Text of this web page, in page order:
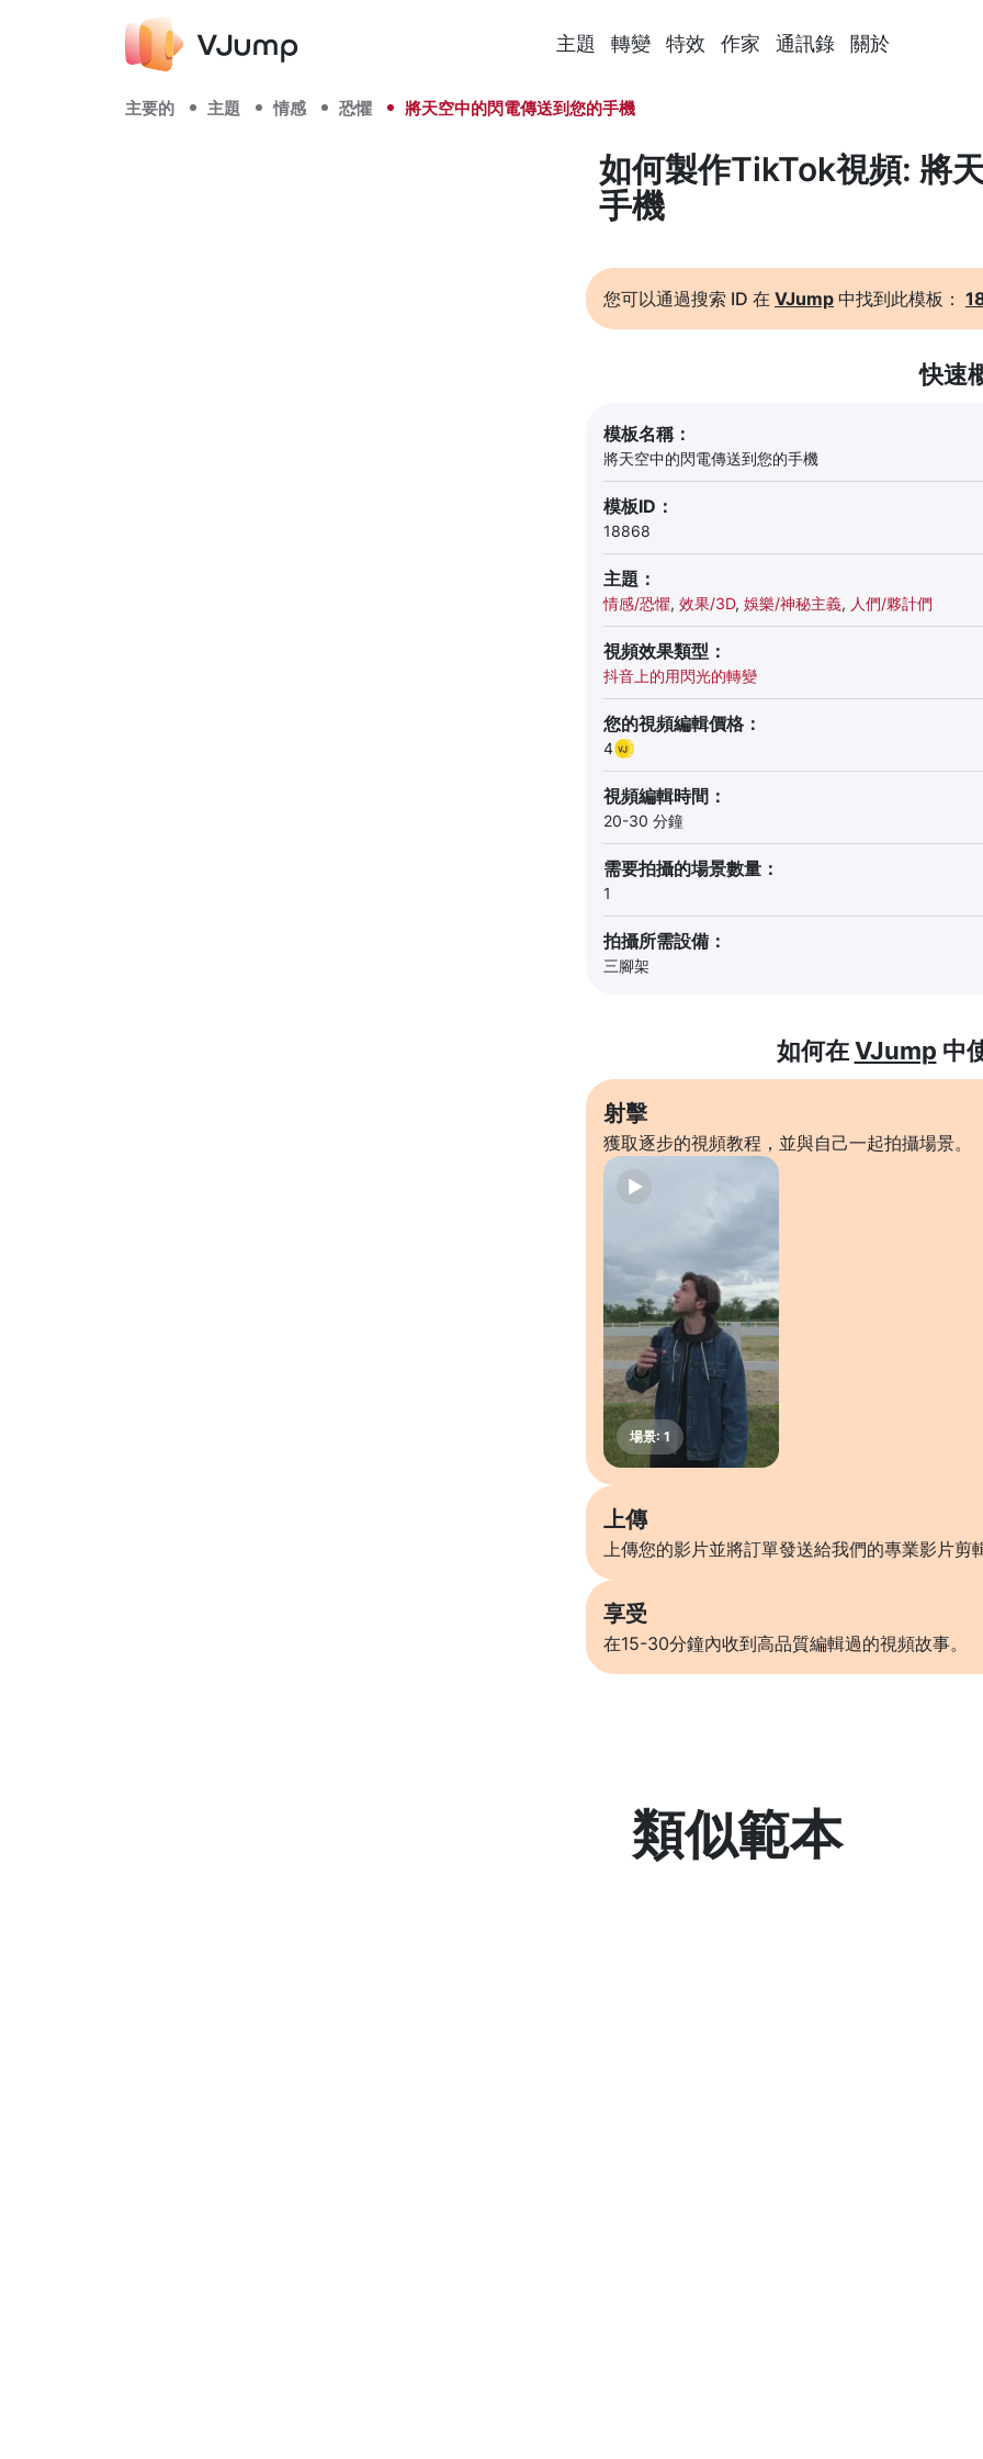
主題 轉變 特效 作家 通訊錄 關於
主要的 主題 情感 恐懼 將天空中的閃電傳送到您的手機
如何製作TikTok視頻: 將
手機
您可以通過搜索 ID 在 VJump 中找到此模板：
快速
模板名稱：
將天空中的閃電傳送到您的手機
模板ID：
18868
主題：
情感/恐懼, 效果/3D, 娛樂/神秘主義, 人們/夥計們
視頻效果類型：
抖音上的用閃光的轉變
您的視頻編輯價格：
4
視頻編輯時間：
20-30 分鐘
需要拍攝的場景數量：
1
拍攝所需設備：
三腳架
如何在VJump 中
射擊
獲取逐步的視頻教程，並與自己一起拍攝場景。
上傳
上傳您的影片並將訂單發送給我們的專業影片剪
享受
在15-30分鐘內收到高品質編輯過的視頻故事。
類似範本